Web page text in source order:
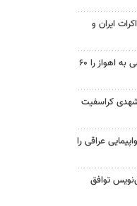
ایران و
احداث پل مسیر خسرج دسترسی به اهواز را ۶۰
کراسفیت
عراقی را
توافق